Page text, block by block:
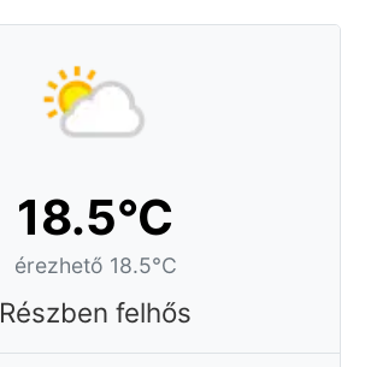
18.5°C
érezhető 18.5°C
Részben felhős